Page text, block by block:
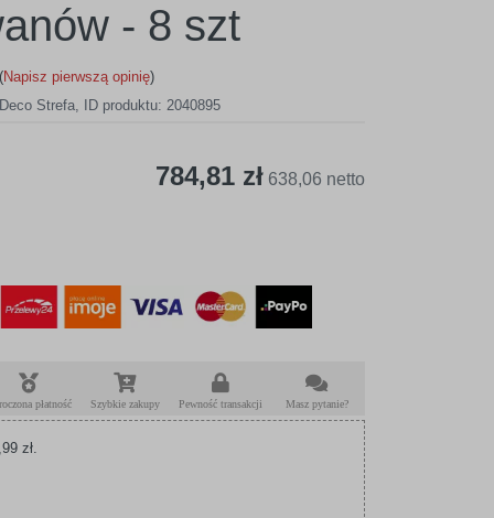
- 8 szt
(Napisz pierwszą opinię)
Deco Strefa, ID produktu: 2040895
784,81 zł 638,06 netto
płatność Szybkie zakupy Pewność transakcji Masz pytanie?
zł.